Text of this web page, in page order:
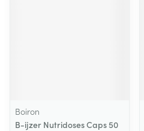
Boiron
B-ijzer Nutridoses Caps 50